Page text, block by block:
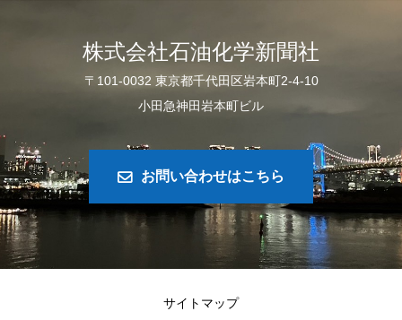
株式会社石油化学新聞社
〒101-0032 東京都千代田区岩本町2-4-10
小田急神田岩本町ビル
お問い合わせはこちら
サイトマップ